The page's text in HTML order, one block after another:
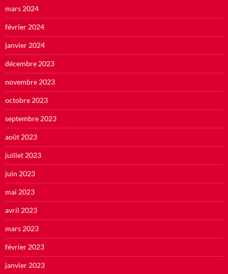
mars 2024
février 2024
janvier 2024
décembre 2023
novembre 2023
octobre 2023
septembre 2023
août 2023
juillet 2023
juin 2023
mai 2023
avril 2023
mars 2023
février 2023
janvier 2023